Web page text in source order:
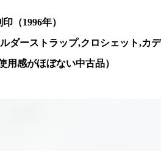
印 （1996年）
ダーストラップ,クロシェット,カ
用感がほぼない中古品）